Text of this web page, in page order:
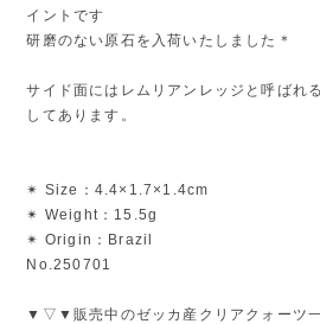
イントです
研磨のない原石を入荷いたしました＊
サイド面にはレムリアンレッジと呼ばれ
してあります。
✴︎ Size：4.4×1.7×1.4cm
✴︎ Weight：15.5g
✴︎ Origin：Brazil
No.250701
▼▽▼販売中のゼッカ産クリアクォーツ